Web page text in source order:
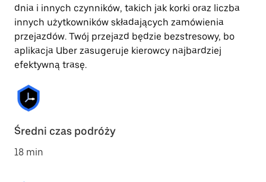
dnia i innych czynników, takich jak korki oraz liczba
innych użytkowników składających zamówienia
przejazdów. Twój przejazd będzie bezstresowy, bo
aplikacja Uber zasugeruje kierowcy najbardziej
efektywną trasę.
Średni czas podróży
18 min